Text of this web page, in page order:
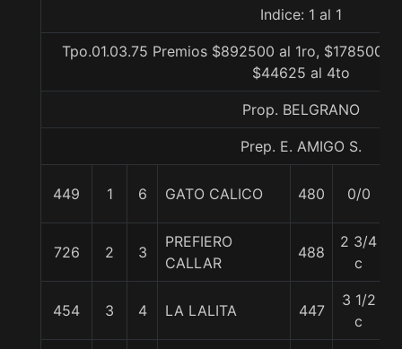
Indice: 1 al 1
Tpo.01.03.75 Premios $892500 al 1ro, $178500
$44625 al 4to
Prop. BELGRANO
Prep. E. AMIGO S.
449 1 6 GATO CALICO 480 0/0
726 2 3
PREFIERO
CALLAR
488
2 3/4
c
454 3 4 LA LALITA 447
3 1/2
c